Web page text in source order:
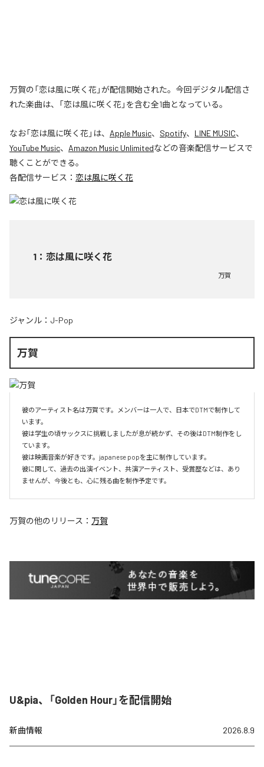
万賀の「恋は風に咲く花」が配信開始された。今回デジタル配信さ
れた楽曲は、「恋は風に咲く花」を含む全1曲となっている。
なお「恋は風に咲く花」は、 Apple Music、 Spotify、 LINE MUSIC、
YouTube Music、 Amazon Music Unlimitedなどの音楽配信サービスで
聴くことができる。
各配信サービス： 恋は風に咲く花
1 ： 恋は風に咲く花
万賀
ジャンル： J-Pop
万賀
彼のアーティスト名は万賀です。メンバーは一人で、日本でDTMで制作して
います。
彼は学生の頃サックスに挑戦しましたが息が続かず、その後はDTM制作をし
ています。
彼は映画音楽が好きです。japanese popを主に制作しています。
彼に関して、過去の出演イベント、共演アーティスト、受賞歴などは、あり
ませんが、今後とも、心に残る曲を制作予定です。
万賀の他のリリース： 万賀
U&pia、「Golden Hour」を配信開始
新曲情報 2026.8.9